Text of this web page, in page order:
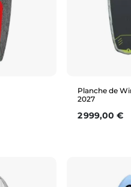
Planche de
2027
Prix
2 999,00 €